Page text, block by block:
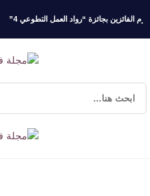
بجائزة “رواد العمل التطوعي 4”
آليات البناء الاستهلالي في رواية : ( على